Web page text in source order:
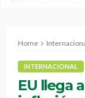
Home
INTERNACIONAL
EU llega